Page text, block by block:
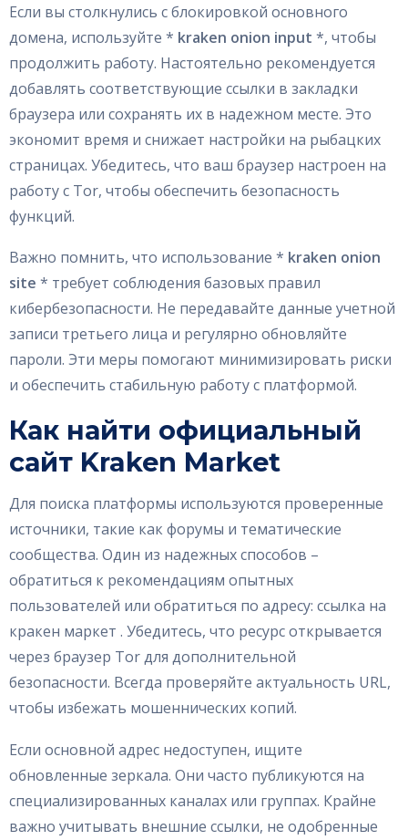
Если вы столкнулись с блокировкой основного
домена, используйте * kraken onion input *, чтобы
продолжить работу. Настоятельно рекомендуется
добавлять соответствующие ссылки в закладки
браузера или сохранять их в надежном месте. Это
экономит время и снижает настройки на рыбацких
страницах. Убедитесь, что ваш браузер настроен на
работу с Tor, чтобы обеспечить безопасность
функций.
Важно помнить, что использование * kraken onion
site * требует соблюдения базовых правил
кибербезопасности. Не передавайте данные учетной
записи третьего лица и регулярно обновляйте
пароли. Эти меры помогают минимизировать риски
и обеспечить стабильную работу с платформой.
Как найти официальный
сайт Kraken Market
Для поиска платформы используются проверенные
источники, такие как форумы и тематические
сообщества. Один из надежных способов –
обратиться к рекомендациям опытных
пользователей или обратиться по адресу: ссылка на
кракен маркет . Убедитесь, что ресурс открывается
через браузер Tor для дополнительной
безопасности. Всегда проверяйте актуальность URL,
чтобы избежать мошеннических копий.
Если основной адрес недоступен, ищите
обновленные зеркала. Они часто публикуются на
специализированных каналах или группах. Крайне
важно учитывать внешние ссылки, не одобренные